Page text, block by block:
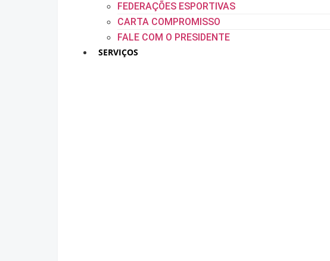
FEDERAÇÕES ESPORTIVAS
CARTA COMPROMISSO
FALE COM O PRESIDENTE
SERVIÇOS